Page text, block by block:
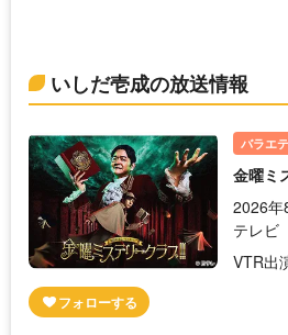
いしだ壱成の放送情報
バラエ
金曜ミ
2026年
テレビ
VTR出